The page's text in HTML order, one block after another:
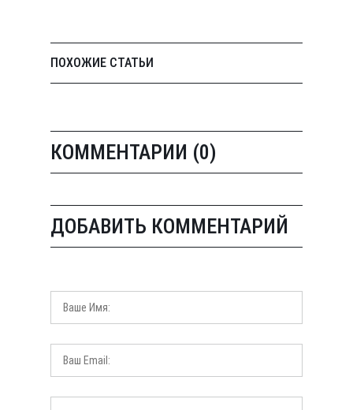
ПОХОЖИЕ СТАТЬИ
КОММЕНТАРИИ (0)
ДОБАВИТЬ КОММЕНТАРИЙ